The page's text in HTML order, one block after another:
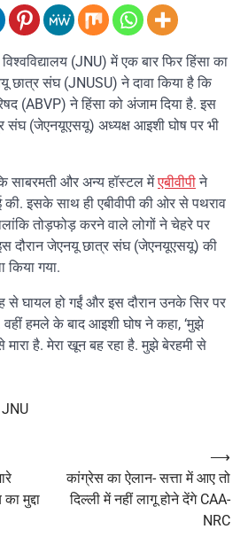
(JNU) में एक बार फिर हिंसा का
छात्र संघ (JNUSU) ने दावा किया है कि
(ABVP) ने हिंसा को अंजाम दिया है. इस
संघ (जेएनयूएसयू) अध्यक्ष आइशी घोष पर भी
साबरमती और अन्य हॉस्टल मेंएबीवीपीने
की. इसके साथ ही एबीवीपी की ओर से पथराव
तोड़फोड़ करने वाले लोगों ने चेहरे पर
दौरान जेएनयू छात्र संघ (जेएनयूएसयू) की
किया गया.
से घायल हो गईं और इस दौरान उनके सिर पर
हमले के बाद आइशी घोष ने कहा, ‘मुझे
है. मेरा खून बह रहा है. मुझे बेरहमी से
JNU
मुद्दा
कांग्रेस का ऐलान- सत्ता में आए तो
दिल्ली में नहीं लागू होने देंगे CAA-
NRC
⟶